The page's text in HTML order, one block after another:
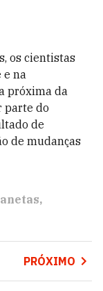
os cientistas
e na
próxima da
parte do
de
de mudanças
PRÓXIMO